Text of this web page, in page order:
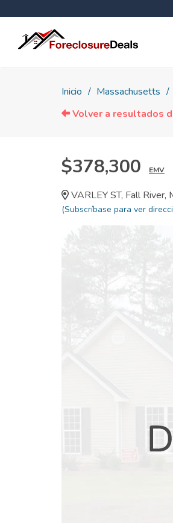
Inicio Massachusetts
Volver a resultados
$378,300 EMV
VARLEY ST, Fall
(Subscríbase para ver